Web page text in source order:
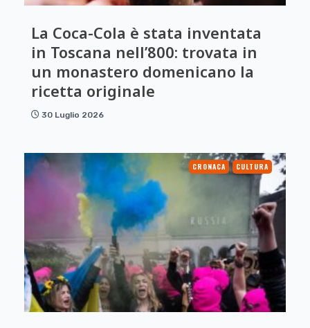
La Coca-Cola è stata inventata
in Toscana nell’800: trovata in
un monastero domenicano la
ricetta originale
30 Luglio 2026
CRONACA CULTURA